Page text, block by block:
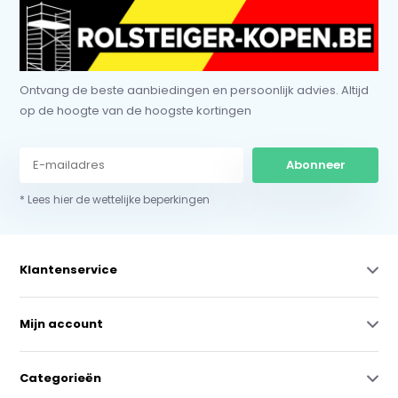
Ontvang de beste aanbiedingen en persoonlijk advies. Altijd
op de hoogte van de hoogste kortingen
Abonneer
* Lees hier de wettelijke beperkingen
Klantenservice
Mijn account
Categorieën